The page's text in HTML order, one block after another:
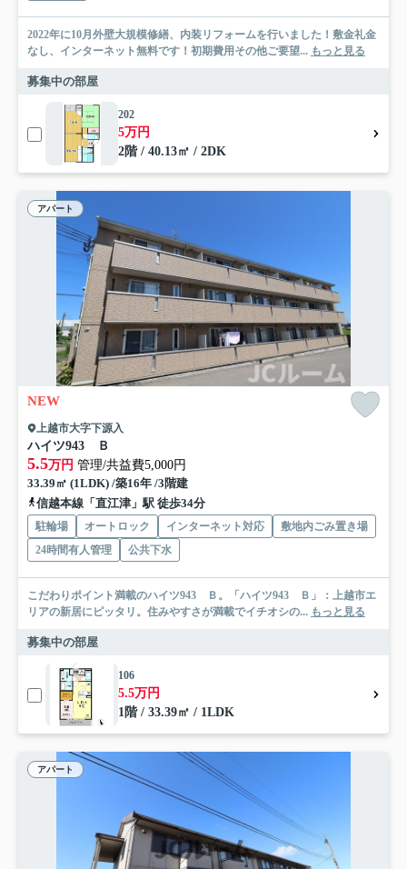
2022年に10月外壁大規模修繕、内装リフォームを行いました！敷金礼金
なし、インターネット無料です！初期費用その他ご要望... もっと見る
募集中の部屋
202
5万円
2階 / 40.13㎡ / 2DK
アパート
NEW
上越市大字下源入
ハイツ943 Ｂ
5.5万円 管理/共益費5,000円
33.39㎡ (1LDK) /築16年 /3階建
信越本線「直江津」駅 徒歩34分
駐輪場 オートロック インターネット対応
敷地内ごみ置き場
24時間有人管理
公共下水
こだわりポイント満載のハイツ943 Ｂ。「ハイツ943 Ｂ」：上越市エ
リアの新居にピッタリ。住みやすさが満載でイチオシの... もっと見る
募集中の部屋
106
5.5万円
1階 / 33.39㎡ / 1LDK
アパート